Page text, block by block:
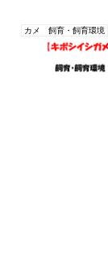
カメ 飼育・飼育環境